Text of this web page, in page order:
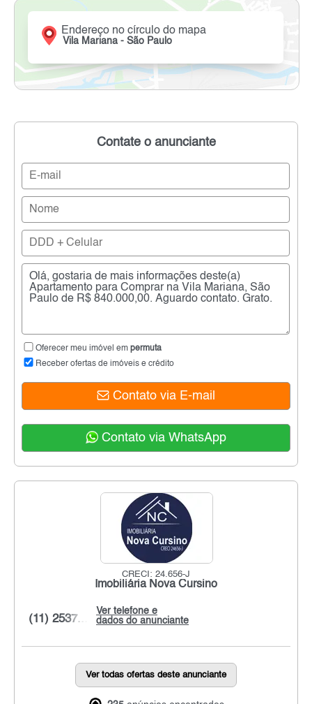
Endereço no círculo do mapa
Vila Mariana - São Paulo
Contate o anunciante
Oferecer meu imóvel em permuta
Receber ofertas de imóveis e crédito
Contato via E-mail
Contato via WhatsApp
CRECI: 24.656-J
Imobiliária Nova Cursino
Ver telefone e
dados do anunciante
(11) 2537...
Ver todas ofertas deste anunciante